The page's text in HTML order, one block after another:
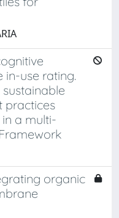
use rating.
practices
a multi-
organic